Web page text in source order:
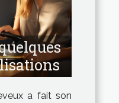
a fait son